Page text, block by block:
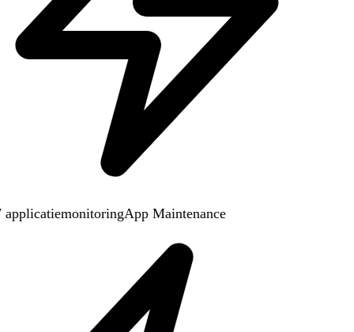
App Maintenance